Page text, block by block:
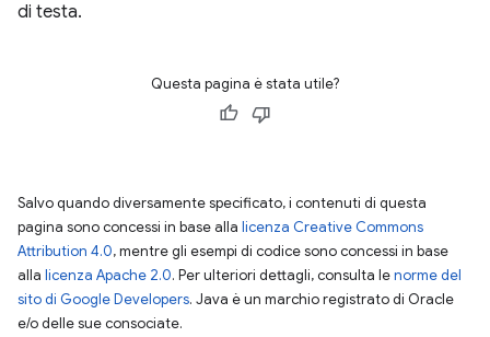
di testa.
Questa pagina è stata utile?
Salvo quando diversamente specificato, i contenuti di questa
pagina sono concessi in base alla licenza Creative Commons
Attribution 4.0, mentre gli esempi di codice sono concessi in base
alla licenza Apache 2.0. Per ulteriori dettagli, consulta lenorme del
sito di Google Developers. Java è un marchio registrato di Oracle
e/o delle sue consociate.